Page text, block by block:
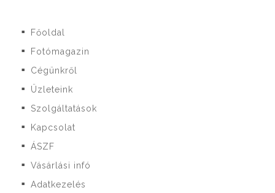
■ Főoldal
■ Fotómagazin
■ Cégünkről
■ Üzleteink
■ Szolgáltatások
■ Kapcsolat
■ ÁSZF
■ Vásárlási infó
■ Adatkezelés